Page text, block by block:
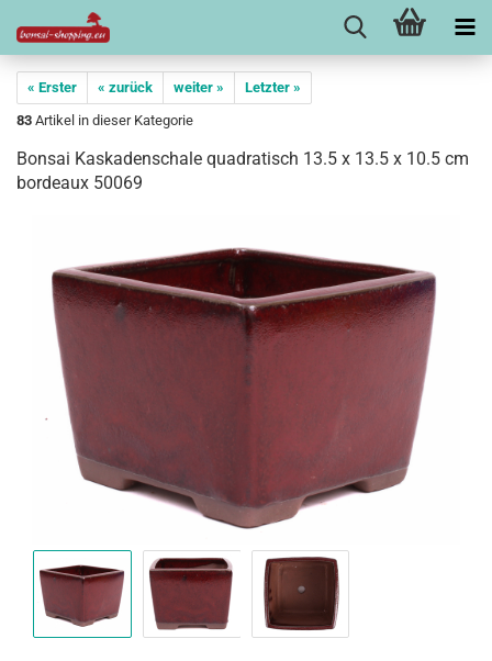
« Erster « zurück weiter »
Letzter »
83 Artikel in dieser Kategorie
Bonsai Kaskadenschale quadratisch 13.5 x 13.5 x 10.5 cm
bordeaux 50069